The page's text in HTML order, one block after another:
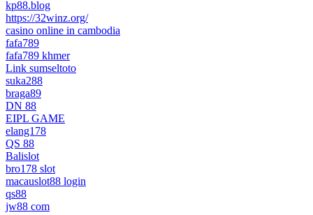
kp88.blog
https://32winz.org/
casino online in cambodia
fafa789
fafa789 khmer
Link sumseltoto
suka288
braga89
DN 88
EIPL GAME
elang178
QS 88
Balislot
bro178 slot
macauslot88 login
qs88
jw88 com